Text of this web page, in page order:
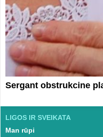
Sergant obstrukcine
LIGOS IR SVEIKATA
Man rūpi